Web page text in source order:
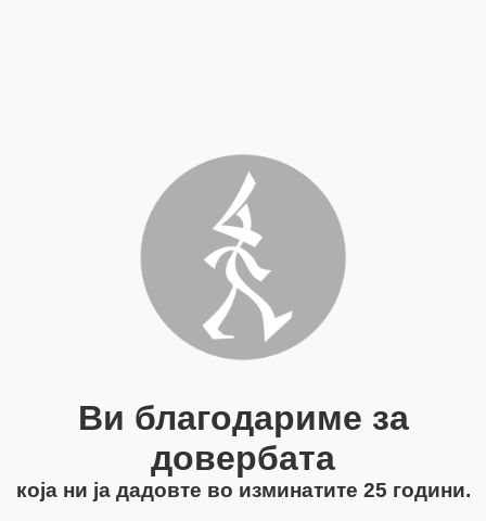
Ви благодариме за
довербата
која ни ја дадовте во изминатите 25 години.